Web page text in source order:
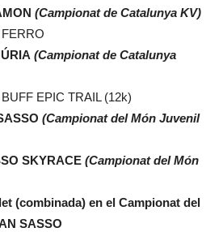
(Campionat de Catalunya KV)
(Campionat de Catalunya
EPIC TRAIL (12k)
(Campionat del Món Juvenil
SKYRACE (Campionat del Món
(combinada) en el Campionat del
SASSO